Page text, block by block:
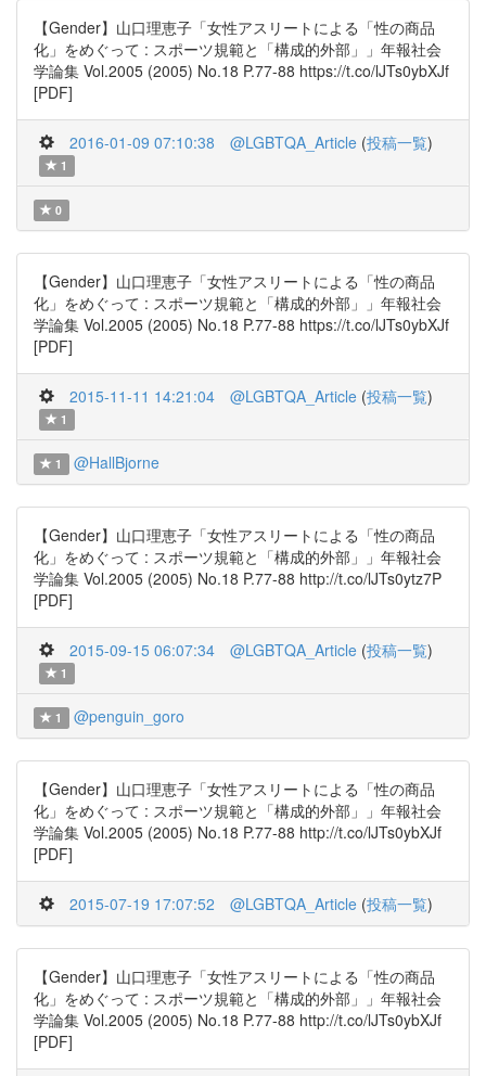
【Gender】山口理恵子「女性アスリートによる「性の商品
化」をめぐって : スポーツ規範と「構成的外部」」年報社会
学論集 Vol.2005 (2005) No.18 P.77-88 https://t.co/lJTs0ybXJf
[PDF]
2016-01-09 07:10:38 @LGBTQA_Article (投稿一覧)
1
0
【Gender】山口理恵子「女性アスリートによる「性の商品
化」をめぐって : スポーツ規範と「構成的外部」」年報社会
学論集 Vol.2005 (2005) No.18 P.77-88 https://t.co/lJTs0ybXJf
[PDF]
2015-11-11 14:21:04 @LGBTQA_Article (投稿一覧)
1
1 @HallBjorne
【Gender】山口理恵子「女性アスリートによる「性の商品
化」をめぐって : スポーツ規範と「構成的外部」」年報社会
学論集 Vol.2005 (2005) No.18 P.77-88 http://t.co/lJTs0ytz7P
[PDF]
2015-09-15 06:07:34 @LGBTQA_Article (投稿一覧)
1
1 @penguin_goro
【Gender】山口理恵子「女性アスリートによる「性の商品
化」をめぐって : スポーツ規範と「構成的外部」」年報社会
学論集 Vol.2005 (2005) No.18 P.77-88 http://t.co/lJTs0ybXJf
[PDF]
2015-07-19 17:07:52 @LGBTQA_Article (投稿一覧)
【Gender】山口理恵子「女性アスリートによる「性の商品
化」をめぐって : スポーツ規範と「構成的外部」」年報社会
学論集 Vol.2005 (2005) No.18 P.77-88 http://t.co/lJTs0ybXJf
[PDF]